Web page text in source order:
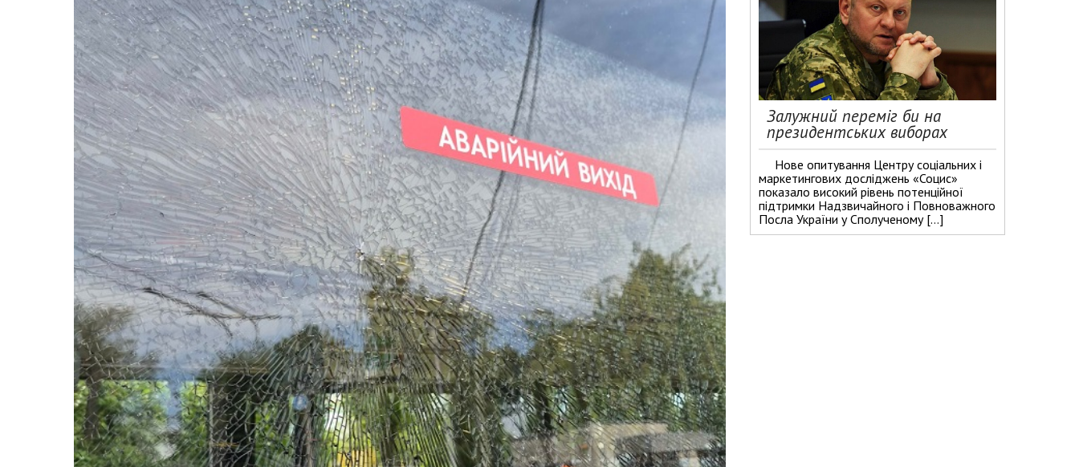
Залужний переміг би на
президентських виборах
Нове опитування Центру соціальних і
маркетингових досліджень «Социс»
показало високий рівень потенційної
підтримки Надзвичайного і Повноважного
Посла України у Сполученому […]